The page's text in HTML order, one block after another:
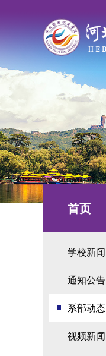
首页
学校新闻
通知公告
系部动态
视频新闻